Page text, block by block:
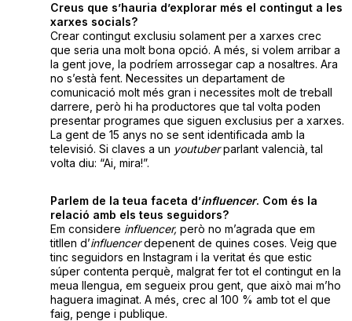
Creus que s’hauria d’explorar més el contingut a les
xarxes socials?
Crear contingut exclusiu solament per a xarxes crec
que seria una molt bona opció. A més, si volem arribar a
la gent jove, la podríem arrossegar cap a nosaltres. Ara
no s’està fent. Necessites un departament de
comunicació molt més gran i necessites molt de treball
darrere, però hi ha productores que tal volta poden
presentar programes que siguen exclusius per a xarxes.
La gent de 15 anys no se sent identificada amb la
televisió. Si claves a un youtuberparlant valencià, tal
volta diu: “Ai, mira!”.
Parlem de la teua faceta d’influencer. Com és la
relació amb els teus seguidors?
Em considere influencer, però no m’agrada que em
titllen d’influencerdepenent de quines coses. Veig que
tinc seguidors en Instagram i la veritat és que estic
súper contenta perquè, malgrat fer tot el contingut en la
meua llengua, em segueix prou gent, que això mai m’ho
haguera imaginat. A més, crec al 100 % amb tot el que
faig, penge i publique.